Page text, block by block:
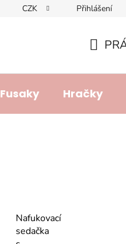
Doprava a platba
CZK Přihlášení
KOŠÍK
Fusaky Hračky
Nafukovací
sedačka